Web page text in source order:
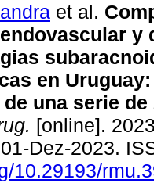
et al.
y
en
una serie de
[online].
Dez-2023.
10.29193/